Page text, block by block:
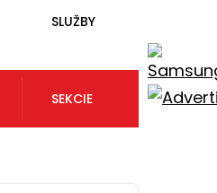
SLUŽBY
SEKCIE